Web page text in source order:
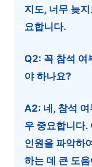
지도, 너무 늦
요합니다.
Q2: 꼭 참석 여
야 하나요?
A2: 네, 참석 여
우 중요합니다.
인원을 파악하
하는 데 큰 도